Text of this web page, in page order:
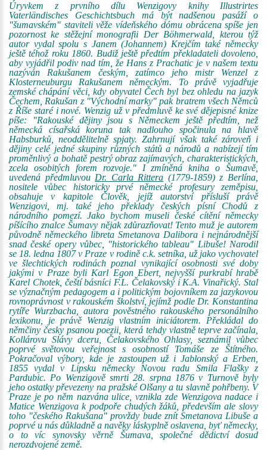
Úryvkem z prvního dílu Wenzigovy knihy Illustrirtes
Vaterländisches Geschichtsbuch má být nadšenou pasáží o
"šumavském" staviteli věže vídeňského dómu obrácena spíše jen
pozornost ke stěžejní monografii Der Böhmerwald, kterou týž
autor vydal spolu s Janem (Johannem) Krejčím také německy
ještě téhož roku 1860. Budiž ještě předtím překladateli dovoleno,
aby vyjádřil podiv nad tím, že Hans z Prachatic je v našem textu
nazýván Rakušanem českým, zatímco jeho mistr Wenzel z
Klosterneuburgu Rakušanem německým. To právě vyjadřuje
zemské chápání věci, kdy obyvatel Čech byl bez ohledu na jazyk
Čechem, Rakušan z "Východní marky" pak bratrem všech Němců
z Říše staré i nové. Wenzig už v předmluvě ke své dějepisné knize
píše: "Rakouské dějiny jsou s Německem ještě předtím, než
německá císařská koruna tak nadlouho spočinula na hlavě
Habsburků, neoddělitelně spjaty. Zahrnují však také zároveň i
dějiny celé jedné skupiny různých států a národů a nabízejí tím
proměnlivý a bohatě pestrý obraz zajímavých, charakteristických,
zcela osobitých forem rozvoje." I zmíněná kniha o Šumavě,
uvedená předmluvou Dr. Carla Rittera (1779-1859) z Berlína,
nositele vůbec historicky prvé německé profesury zeměpisu,
obsahuje v kapitole Člověk, jejíž autorství přísluší právě
Wenzigovi, mj. také jeho překlady českých písní Chodů z
národního pomezí. Jako bychom museli české cítění německy
píšícího znalce Šumavy nějak zdůrazňovat! Tento muž je autorem
původně německého libreta Smetanova Dalibora i nejnárodnější
snad české opery vůbec, "historického tableau" Libuše! Narodil
se 18. ledna 1807 v Praze v rodině c.k. setníka, už jako vychovatel
ve šlechtických rodinách poznal vynikající osobnosti své doby
jakými v Praze byli Karl Egon Ebert, nejvyšší purkrabí hrabě
Karel Chotek, čeští básníci F.L. Čelakovský i K.A. Vinařický. Stal
se význačným pedagogem a i politickým bojovníkem za jazykovou
rovnoprávnost v rakouském školství, jejímž podle Dr. Konstantina
rytíře Wurzbacha, autora pověstného rakouského personálního
lexikonu, je právě Wenzig vlastním iniciátorem. Překládal do
němčiny česky psanou poezii, která tehdy vlastně teprve začínala,
Kollárovu Slávy dceru, Čelakovského Ohlasy, seznámil vůbec
poprvé světovou veřejnost s osobností Tomáše ze Štítného.
Pokračoval výbory, kde je zastoupen už i Jablonský a Erben,
1855 vydal v Lipsku německy Novou radu Smila Flašky z
Pardubic. Po Wenzigově smrti 28. srpna 1876 v Turnově byly
jeho ostatky převezeny na pražské Olšany a tu slavně pohřbeny. V
Praze je po něm nazvána ulice, vznikla zde Wenzigova nadace i
Matice Wenzigova k podpoře chudých žáků, především ale slovy
toho "českého Rakušana" provždy bude znít Smetanova Libuše a
poprvé u nás důkladně a navěky láskyplně oslavena, byť německy,
o to víc synovsky věrně Šumava, společné dědictví dosud
nerozdvojené země.